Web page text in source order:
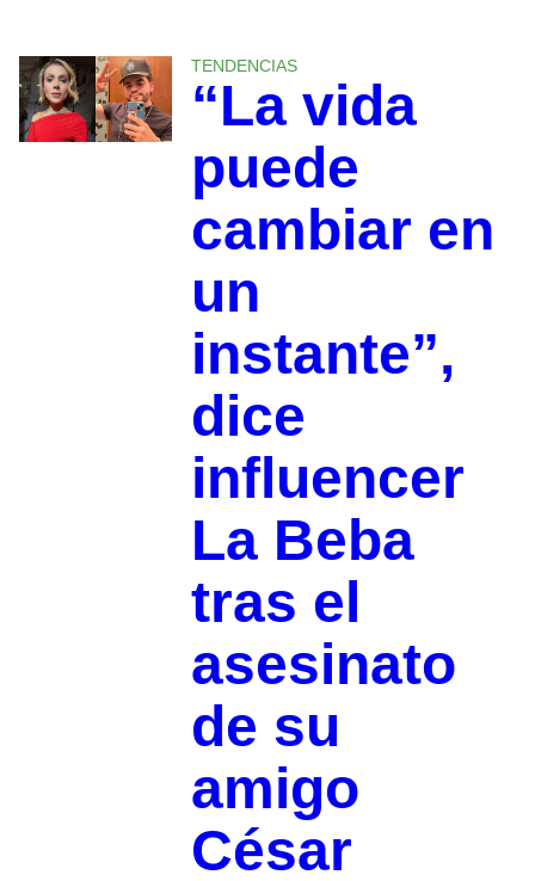
TENDENCIAS
“La vida
puede
cambiar en
un
instante”,
dice
influencer
La Beba
tras el
asesinato
de su
amigo
César